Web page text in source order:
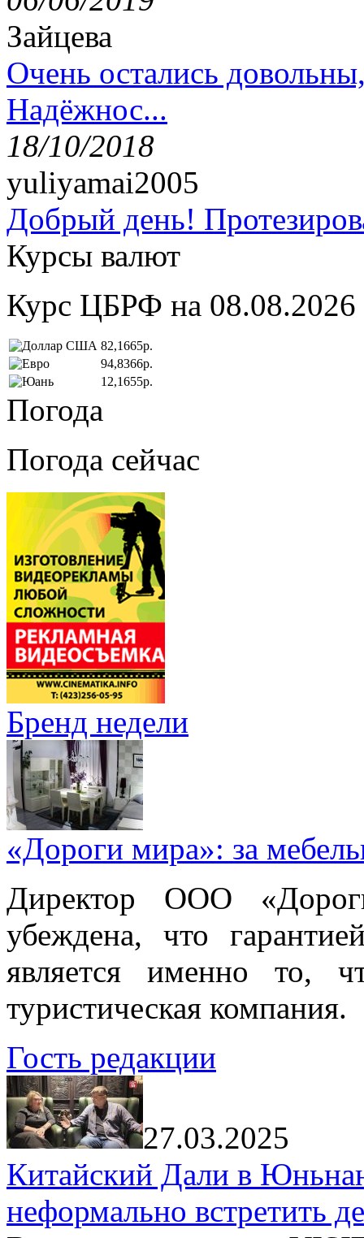
Зайцева
Очень остались
Надёжнос...
18/10/2018
yuliyamai2005
Добрый день!
Курсы валют
Курс ЦБРФ на 08.08.2026
82,1665р.
94,8366р.
12,1655р.
Погода
Погода сейчас
Бренд недели
«Дороги мира»: за
Директор ООО
убеждена, что
является именно то,
туристическая компания.
Гость редакции
27.03.2025
Китайский Дали в
неформально встретить